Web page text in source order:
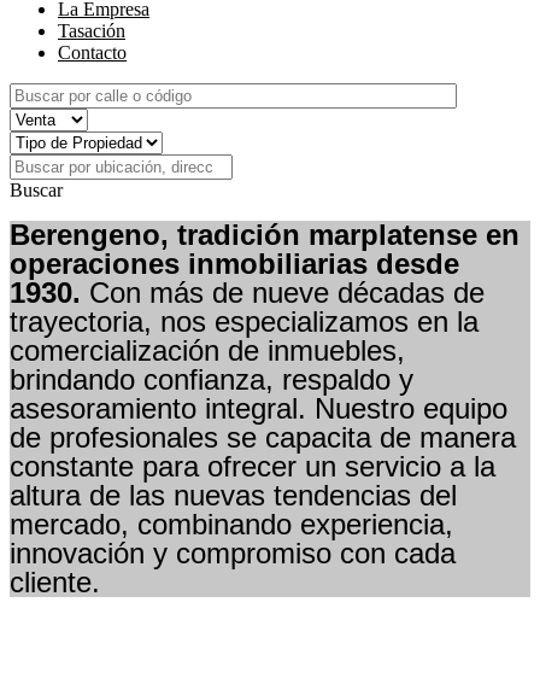
La Empresa
Tasación
Contacto
Buscar
Berengeno, tradición marplatense en
operaciones inmobiliarias desde
1930. Con más de nueve décadas de
trayectoria, nos especializamos en la
comercialización de inmuebles,
brindando confianza, respaldo y
asesoramiento integral. Nuestro equipo
de profesionales se capacita de manera
constante para ofrecer un servicio a la
altura de las nuevas tendencias del
mercado, combinando experiencia,
innovación y compromiso con cada
cliente.